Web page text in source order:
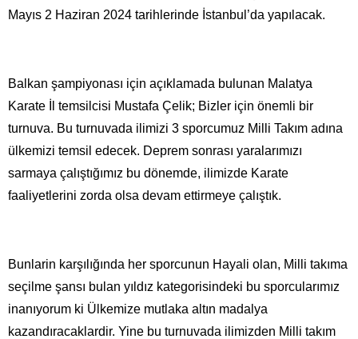
Mayıs 2 Haziran 2024 tarihlerinde İstanbul’da yapılacak.
Balkan şampiyonası için açıklamada bulunan Malatya
Karate İl temsilcisi Mustafa Çelik; Bizler için önemli bir
turnuva. Bu turnuvada ilimizi 3 sporcumuz Milli Takım adına
ülkemizi temsil edecek. Deprem sonrası yaralarımızı
sarmaya çalıştığımız bu dönemde, ilimizde Karate
faaliyetlerini zorda olsa devam ettirmeye çalıştık.
Bunlarin karşılığında her sporcunun Hayali olan, Milli takıma
seçilme şansı bulan yıldız kategorisindeki bu sporcularımız
inanıyorum ki Ülkemize mutlaka altın madalya
kazandıracaklardir. Yine bu turnuvada ilimizden Milli takım